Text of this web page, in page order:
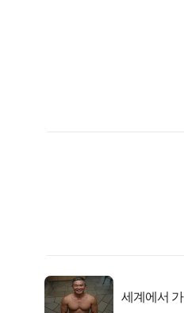
세계에서